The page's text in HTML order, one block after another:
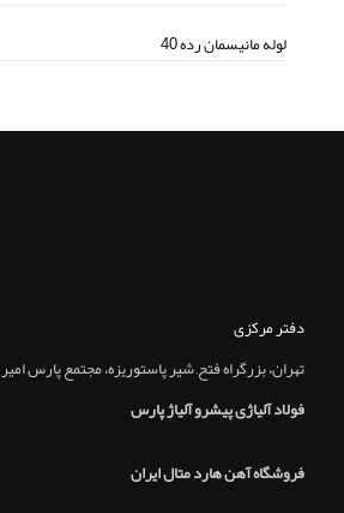
لوله مانیسمان رده 40
دفتر مرکزی
تهران، بزرگراه فتح, شير پاستوريزه، مجتمع پارس امير
فولاد آلیاژی پیشرو آلیاژ پارس
فروشگاه آهن هارد متال ایران